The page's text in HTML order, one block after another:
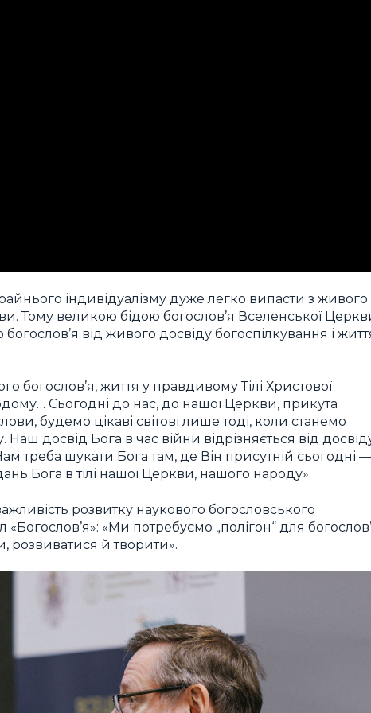
індивідуалізму дуже легко випасти з живого
Тому великою бідою богослов’я Вселенської
від живого досвіду богоспілкування і
богослов’я, життя у правдивому Тілі Христової
Сьогодні до нас, до нашої Церкви, прикута
будемо цікаві світові лише тоді, коли станемо
досвід Бога в час війни відрізняється від
треба шукати Бога там, де Він присутній сьогодні —
Бога в тілі нашої Церкви, нашого народу».
розвитку наукового богословського
«Ми потребуємо „полігон“ для
розвиватися й творити».